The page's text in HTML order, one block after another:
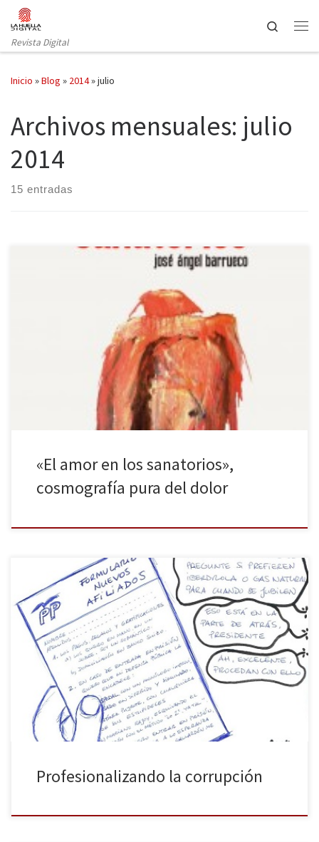
Saltar al contenido
Revista Digital
Search
Inicio »Blog » 2014»julio
Archivos mensuales: julio
2014
15 entradas
En su nuevo poemario, José Ángel Barrueco realiza un viaje por el
atlas del dolor propio y ajeno tan emotivo como certero. Dueño
de un verso de sublime pureza, el autor también deja cabida a la
esperanza en este excelente libro. Considero necesario antes de
analizar este impresionante El amor […]
«El amor en los sanatorios»,
cosmografía pura del dolor
El Partido Popular ha decidido profesionalizar la corrupción. Fuera
caretas. Todo sea por batir el récord mundial de (presuntos)
chorizos por metro cuadrado. ¡Esa Marca España, que salude!
Profesionalizando la corrupción